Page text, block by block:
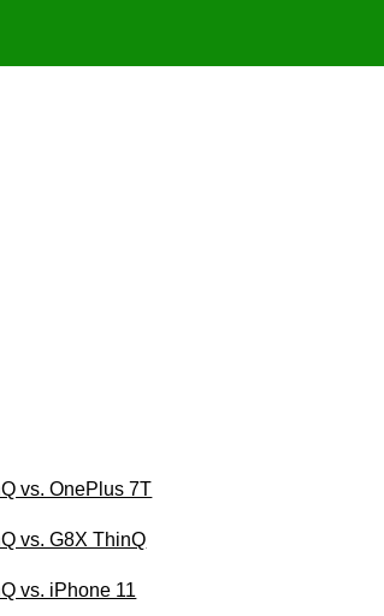
vs. OnePlus 7T
vs. G8X ThinQ
vs. iPhone 11